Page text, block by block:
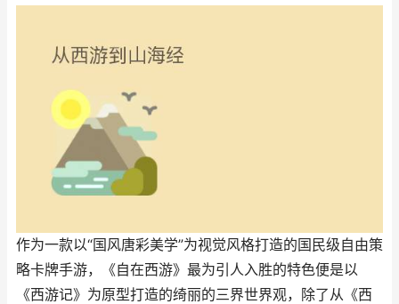
作为一款以“国风唐彩美学”为视觉风格打造的国民级自由策
略卡牌手游，《自在西游》最为引人入胜的特色便是以
《西游记》为原型打造的绮丽的三界世界观，除了从《西